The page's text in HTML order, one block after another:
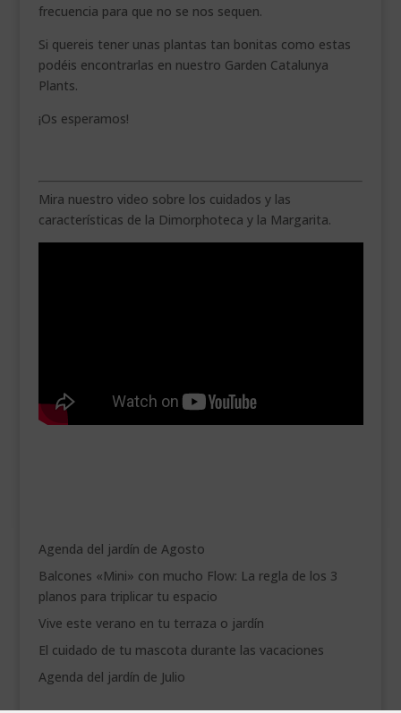
frecuencia para que no se nos sequen.
Si quereis tener unas plantas tan bonitas como estas
podéis encontrarlas en nuestro Garden Catalunya
Plants.
¡Os esperamos!
Mira nuestro video sobre los cuidados y las
características de la Dimorphoteca y la Margarita.
Agenda del jardín de Agosto
Balcones «Mini» con mucho Flow: La regla de los 3
planos para triplicar tu espacio
Vive este verano en tu terraza o jardín
El cuidado de tu mascota durante las vacaciones
Agenda del jardín de Julio